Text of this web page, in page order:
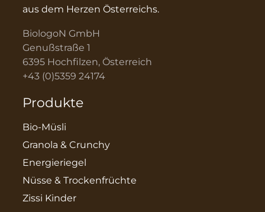
aus dem Herzen Österreichs.
BiologoN GmbH
Genußstraße 1
6395 Hochfilzen, Österreich
+43 (0)5359 24174
Produkte
Bio-Müsli
Granola & Crunchy
Energieriegel
Nüsse & Trockenfrüchte
Zissi Kinder